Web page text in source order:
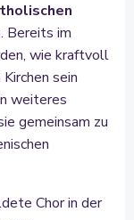
. Bereits im
wie kraftvoll
sein
weiteres
gemeinsam zu
Chor in der